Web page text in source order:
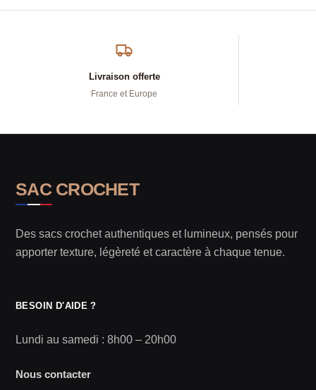
Livraison offerte
France et Europe
SAC CROCHET
Des sacs crochet authentiques et lumineux, pensés pour
apporter texture, légèreté et caractère à chaque tenue.
BESOIN D'AIDE ?
Lundi au samedi : 8h00 – 20h00
Nous contacter